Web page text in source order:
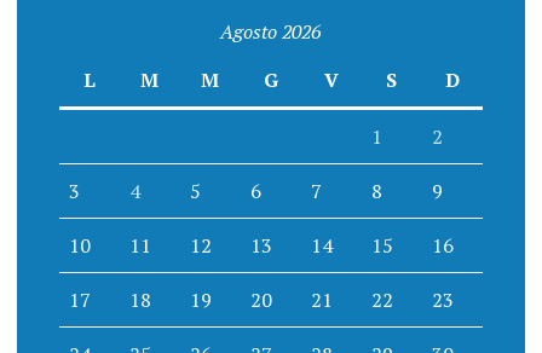
Agosto 2026
L
M M G V S D
1 2
3 4 5 6 7 8 9
10 11 12 13 14 15 16
17 18 19 20 21 22 23